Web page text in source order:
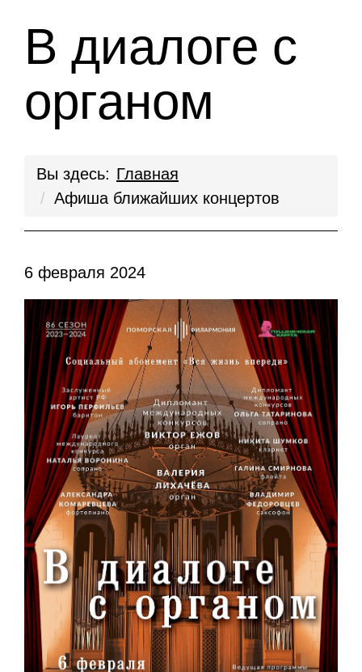
В диалоге с
органом
Вы здесь: Главная
Афиша ближайших концертов
6 февраля 2024